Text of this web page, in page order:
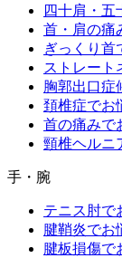
四十肩・五
首・肩の痛
ぎっくり首
ストレート
胸郭出口症
頚椎症でお
首の痛みで
頸椎ヘルニ
手・腕
テニス肘で
腱鞘炎でお
腱板損傷で